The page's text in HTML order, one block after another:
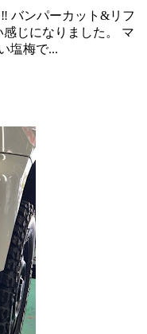
バンパーカット&リフ
感じになりました。 マ
塩梅で...